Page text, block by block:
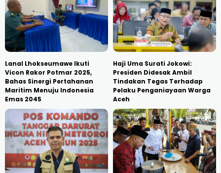
Lanal Lhokseumawe Ikuti
Vicon Rakor Potmar 2025,
Bahas Sinergi Pertahanan
Maritim Menuju Indonesia
Emas 2045
Haji Uma Surati Jokowi:
Presiden Didesak Ambil
Tindakan Tegas Terhadap
Pelaku Penganiayaan Warga
Aceh